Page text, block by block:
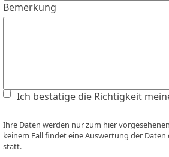
Bemerkung
Ich bestätige die Richtigkeit
Ihre Daten werden nur zum hier
keinem Fall findet eine Auswertung der
statt.